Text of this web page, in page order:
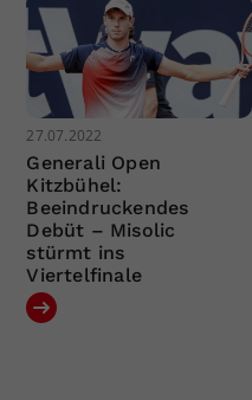
27.07.2022
Generali Open
Kitzbühel:
Beeindruckendes
Debüt – Misolic
stürmt ins
Viertelfinale